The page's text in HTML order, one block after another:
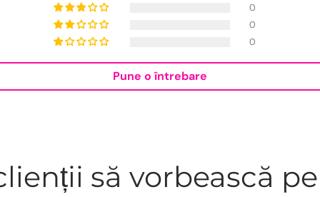
0
0
0
Pune o întrebare
să vorbească